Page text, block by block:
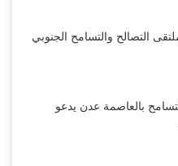
التصالح والتسامح الجنوبي
بالعاصمة عدن يدعو